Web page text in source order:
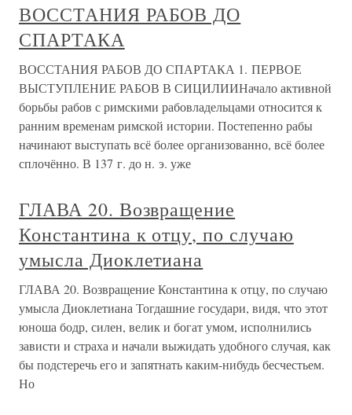
ВОССТАНИЯ РАБОВ ДО
СПАРТАКА
ВОССТАНИЯ РАБОВ ДО СПАРТАКА 1. ПЕРВОЕ
ВЫСТУПЛЕНИЕ РАБОВ В СИЦИЛИИНачало активной
борьбы рабов с римскими рабовладельцами относится к
ранним временам римской истории. Постепенно рабы
начинают выступать всё более организованно, всё более
сплочённо. В 137 г. до н. э. уже
ГЛАВА 20. Возвращение
Константина к отцу, по случаю
умысла Диоклетиана
ГЛАВА 20. Возвращение Константина к отцу, по случаю
умысла Диоклетиана Тогдашние государи, видя, что этот
юноша бодр, силен, велик и богат умом, исполнились
зависти и страха и начали выжидать удобного случая, как
бы подстеречь его и запятнать каким-нибудь бесчестьем.
Но